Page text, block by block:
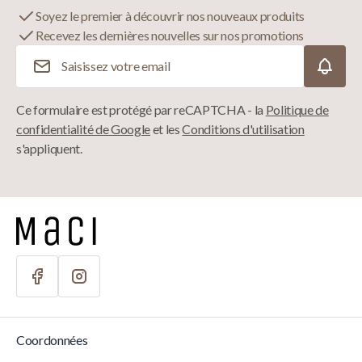
Soyez le premier à découvrir nos nouveaux produits
Recevez les dernières nouvelles sur nos promotions
Ce formulaire est protégé par reCAPTCHA - la Politique de
confidentialité de Googleet lesConditions d'utilisation
s'appliquent.
Coordonnées